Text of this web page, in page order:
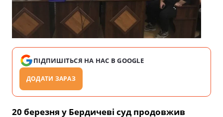
ПІДПИШІТЬСЯ НА НАС В GOOGLE
ДОДАТИ ЗАРАЗ
20 березня у Бердичеві суд продовжив